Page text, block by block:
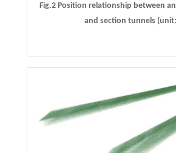
Fig.2 Position relationship between
and section tunnels